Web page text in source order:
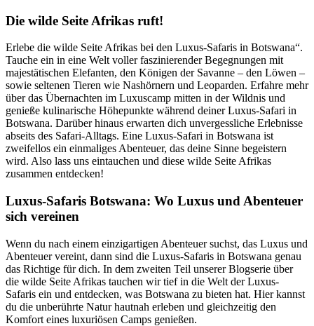
Die wilde Seite Afrikas ruft!
Erlebe die wilde Seite Afrikas bei den Luxus-Safaris in Botswana“.
Tauche ein in eine Welt voller faszinierender Begegnungen mit
majestätischen Elefanten, den Königen der Savanne – den Löwen –
sowie seltenen Tieren wie Nashörnern und Leoparden. Erfahre mehr
über das Übernachten im Luxuscamp mitten in der Wildnis und
genieße kulinarische Höhepunkte während deiner Luxus-Safari in
Botswana. Darüber hinaus erwarten dich unvergessliche Erlebnisse
abseits des Safari-Alltags. Eine Luxus-Safari in Botswana ist
zweifellos ein einmaliges Abenteuer, das deine Sinne begeistern
wird. Also lass uns eintauchen und diese wilde Seite Afrikas
zusammen entdecken!
Luxus-Safaris Botswana: Wo Luxus und Abenteuer
sich vereinen
Wenn du nach einem einzigartigen Abenteuer suchst, das Luxus und
Abenteuer vereint, dann sind die Luxus-Safaris in Botswana genau
das Richtige für dich. In dem zweiten Teil unserer Blogserie über
die wilde Seite Afrikas tauchen wir tief in die Welt der Luxus-
Safaris ein und entdecken, was Botswana zu bieten hat. Hier kannst
du die unberührte Natur hautnah erleben und gleichzeitig den
Komfort eines luxuriösen Camps genießen.